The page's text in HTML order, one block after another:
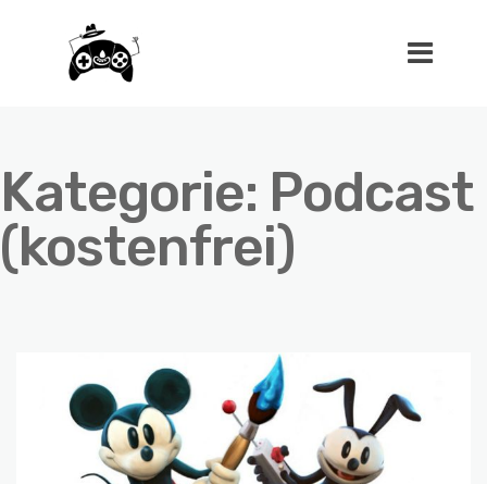
Kategorie: Podcast
(kostenfrei)